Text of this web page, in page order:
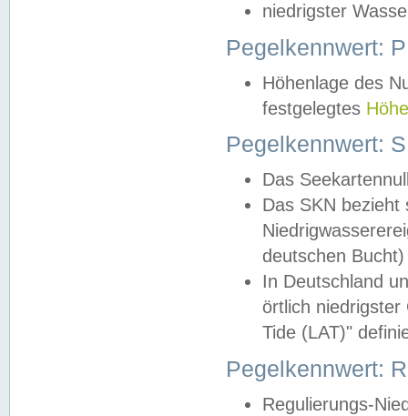
niedrigster
Pegelkennwert:
Höhenlage des
festgelegtes
Pegelkennwert:
Das
Das SKN
deutschen
In Deutschland
örtlich
Tide (LAT)"
Pegelkennwert:
Regulierungs-